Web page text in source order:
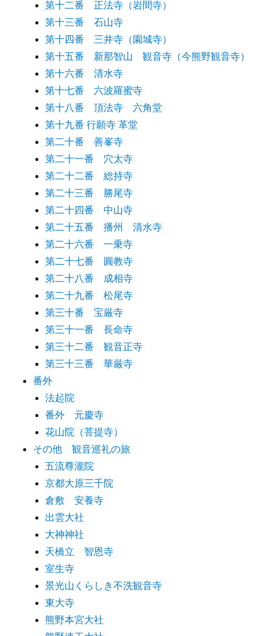
第十二番 正法寺（岩間寺）
第十三番 石山寺
第十四番 三井寺（園城寺）
第十五番 新那智山 観音寺（今熊野観音寺）
第十六番 清水寺
第十七番 六波羅蜜寺
第十八番 頂法寺 六角堂
第十九番 行願寺 革堂
第二十番 善峯寺
第二十一番 穴太寺
第二十二番 総持寺
第二十三番 勝尾寺
第二十四番 中山寺
第二十五番 播州 清水寺
第二十六番 一乗寺
第二十七番 圓教寺
第二十八番 成相寺
第二十九番 松尾寺
第三十番 宝厳寺
第三十一番 長命寺
第三十二番 観音正寺
第三十三番 華厳寺
番外
法起院
番外 元慶寺
花山院（菩提寺）
その他 観音巡礼の旅
五流尊瀧院
京都大原三千院
倉敷 安養寺
出雲大社
大神神社
天橋立 智恩寺
室生寺
景光山くらしき不洗観音寺
東大寺
熊野本宮大社